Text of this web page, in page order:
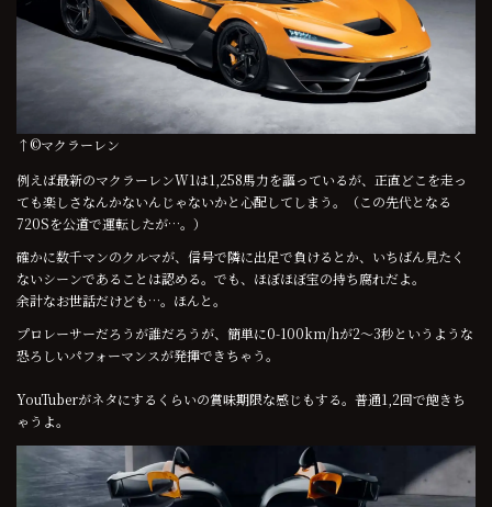
↑©マクラーレン
例えば最新のマクラーレンW1は1,258馬力を謳っているが、正直どこを走っ
ても楽しさなんかないんじゃないかと心配してしまう。（この先代となる
720Sを公道で運転したが…。）
確かに数千マンのクルマが、信号で隣に出足で負けるとか、いちばん見たく
ないシーンであることは認める。でも、ほぼほぼ宝の持ち腐れだよ。
余計なお世話だけども…。ほんと。
プロレーサーだろうが誰だろうが、簡単に0-100km/hが2〜3秒というような
恐ろしいパフォーマンスが発揮できちゃう。
YouTuberがネタにするくらいの賞味期限な感じもする。普通1,2回で飽きち
ゃうよ。